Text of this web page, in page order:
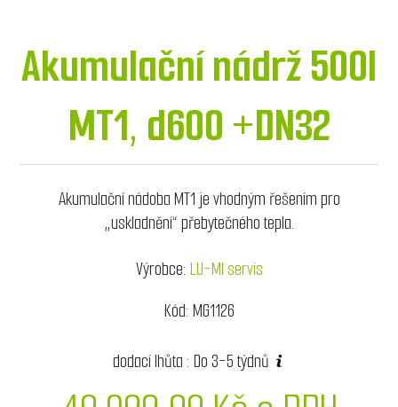
Akumulační nádrž 500l
MT1, d600 +DN32
Akumulační nádoba MT1 je vhodným řešením pro
„uskladnění“ přebytečného tepla.
Výrobce:LU-MI servis
Kód:MG1126
dodací lhůta :Do 3-5 týdnů